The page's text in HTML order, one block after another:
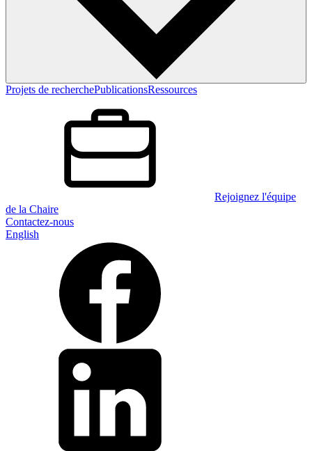
Projets de recherchePublicationsRessources
Rejoignez l'équipe
de la Chaire
Contactez-nous
English